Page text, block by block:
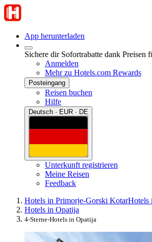
App herunterladen
Sichere dir Sofortrabatte dank Preisen
Anmelden
Mehr zu Hotels.com Rewards
Posteingang
Reisen buchen
Hilfe
Deutsch · EUR · DE
Unterkunft registrieren
Meine Reisen
Feedback
Hotels in Primorje-Gorski KotarHotels
Hotels in Opatija
4-Sterne-Hotels in Opatija